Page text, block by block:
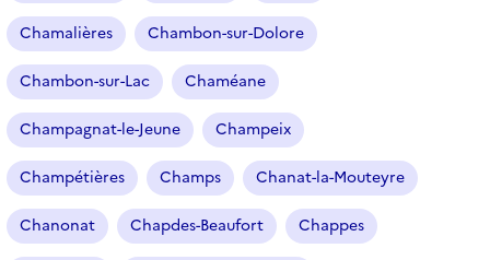
Chamalières Chambon-sur-Dolore
Chambon-sur-Lac Chaméane
Champagnat-le-Jeune Champeix
Champétières Champs Chanat-la-Mouteyre
Chanonat Chapdes-Beaufort Chappes